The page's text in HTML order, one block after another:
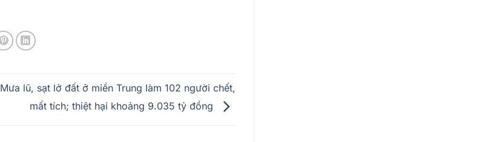
Mưa lũ, sạt lở đất ở miền Trung làm 102 người chết,
mất tích; thiệt hại khoảng 9.035 tỷ đồng